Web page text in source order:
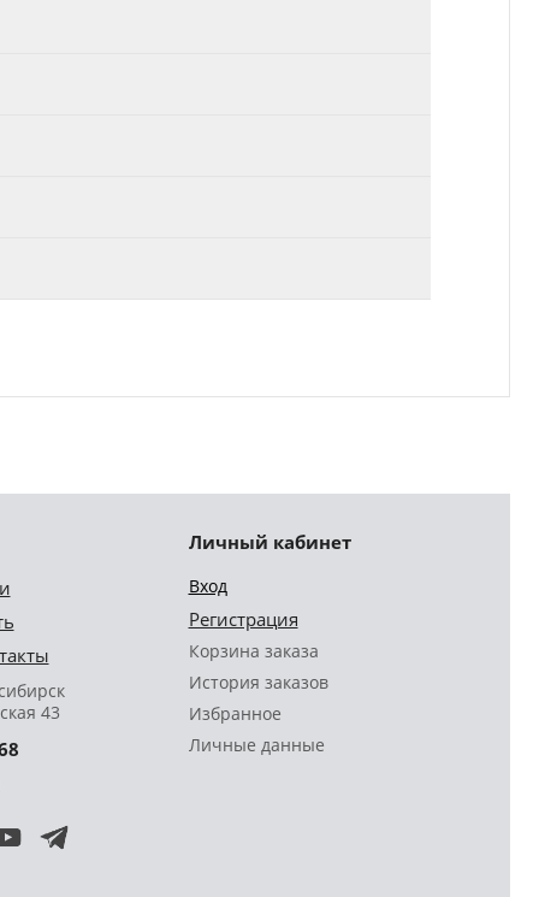
43
Личный кабинет
Вход
Регистрация
Корзина заказа
История заказов
Избранное
Личные данные